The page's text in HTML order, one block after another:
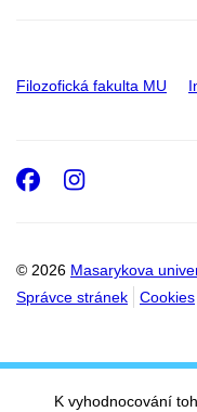
Filozofická fakulta MU
© 2026 Masarykova
Správce stránek
Cookies
Facebook
K vyhodnocování